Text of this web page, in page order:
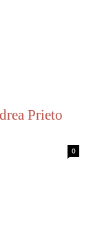
Prieto
0